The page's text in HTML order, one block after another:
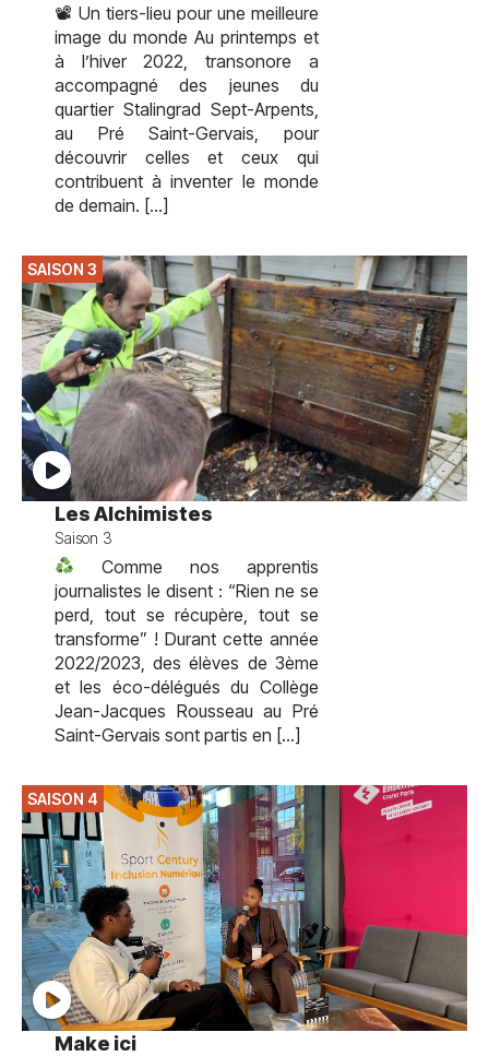
📽 Un tiers-lieu pour une meilleure
image du monde Au printemps et
à l’hiver 2022, transonore a
accompagné des jeunes du
quartier Stalingrad Sept-Arpents,
au Pré Saint-Gervais, pour
découvrir celles et ceux qui
contribuent à inventer le monde
de demain. […]
SAISON 3
Les Alchimistes
Saison 3
Comme nos apprentis
journalistes le disent : “Rien ne se
perd, tout se récupère, tout se
transforme” ! Durant cette année
2022/2023, des élèves de 3ème
et les éco-délégués du Collège
Jean-Jacques Rousseau au Pré
Saint-Gervais sont partis en […]
SAISON 4
Make ici